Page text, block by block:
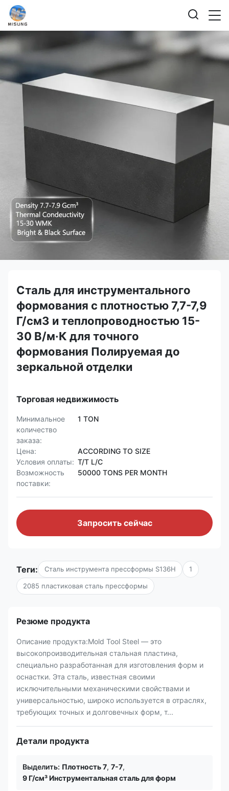
Сталь для инструментального
формования с плотностью 7,7-7,9
Г/см3 и теплопроводностью 15-
30 В/м·К для точного
формования Полируемая до
зеркальной отделки
Торговая недвижимость
Минимальное
количество
заказа:
1 TON
Цена:
ACCORDING TO SIZE
Условия оплаты: T/T L/C
Возможность
поставки:
50000 TONS PER MONTH
Запросить сейчас
Теги: Сталь инструмента прессформы S136H 1
2085 пластиковая сталь прессформы
Резюме продукта
Описание продукта:Mold Tool Steel — это
высокопроизводительная стальная пластина,
специально разработанная для изготовления форм и
оснастки. Эта сталь, известная своими
исключительными механическими свойствами и
универсальностью, широко используется в отраслях,
требующих точных и долговечных форм, т...
Детали продукта
Выделить: Плотность 7, 7-7,
9 Г/см³ Инструментальная сталь для форм